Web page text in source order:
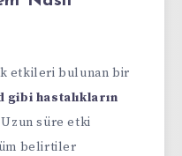
etkileri bulunan bir
gibi hastalıkların
süre etki
belirtiler